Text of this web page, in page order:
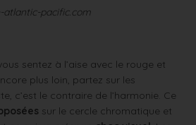
atlantic-pacific.com
sentez à l’aise avec le rouge et
plus loin, partez sur les
c’est le contraire de l’harmonie. Ce
sur le cercle chromatique et